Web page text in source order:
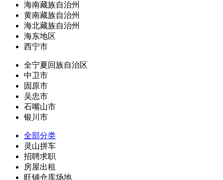
海南藏族自治州
黄南藏族自治州
海北藏族自治州
海东地区
西宁市
全宁夏回族自治区
中卫市
固原市
吴忠市
石嘴山市
银川市
全部分类
灵山拼车
招聘求职
房屋出租
旺铺仓库场地